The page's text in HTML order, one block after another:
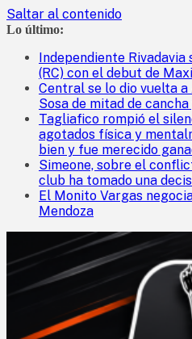
Saltar al contenido
Lo último:
Independiente
(RC) con el debut de
Central se lo dio vuelta a
Sosa de mitad de
Tagliafico rompió el
agotados física y
bien y fue merecido
Simeone, sobre el
club ha tomado una
El Monito Vargas
Mendoza